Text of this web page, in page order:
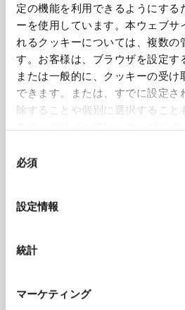
定の機能を利用できるようにする
ーを使用しています。本ウェブサ
れるクッキーについては、複数の
す。お客様は、ブラウザを設定す
または一般的に、クッキーの受け
できます。または、すでに設定さ
除することや個別に選択すること
いるので、ご注意ください。これ
れられない場合、本ウェブサイ
必須
設定情報
統計
マーケティング
「五味太郎 ウォールデコ」シリーズの一つ「サ